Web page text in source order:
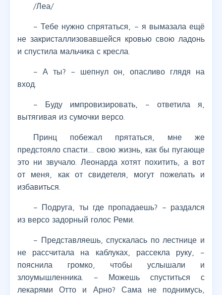
/Леа/
– Тебе нужно спрятаться, – я вымазала ещё
не закристаллизовавшейся кровью свою ладонь
и спустила мальчика с кресла.
– А ты? – шепнул он, опасливо глядя на
вход.
– Буду импровизировать, – ответила я,
вытягивая из сумочки версо.
Принц побежал прятаться, мне же
предстояло спасти… свою жизнь, как бы пугающе
это ни звучало. Леонарда хотят похитить, а вот
от меня, как от свидетеля, могут пожелать и
избавиться.
– Подруга, ты где пропадаешь? – раздался
из версо задорный голос Реми.
– Представляешь, спускалась по лестнице и
не рассчитала на каблуках, рассекла руку, –
пояснила громко, чтобы услышали и
злоумышленника. – Можешь спуститься с
лекарями Отто и Арно? Сама не поднимусь,